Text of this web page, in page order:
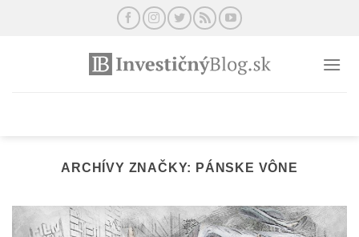
ARCHÍVY ZNAČKY: PÁNSKE VÔNE